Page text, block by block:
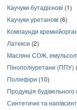
Каучуки бутадієнові (1)
Каучуки уретанові (6)
Компаунди
Латекси (2)
Масляні СОЖ,
Пінополіуретани (ППУ)
Поліефіри (10)
Продукція
Синтетичні та